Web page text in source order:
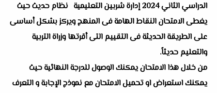
الدراسي الثاني 2024 إدارة شربين التعليمية نظام حديث حيث
يغطى الامتحان النقاط الهامة فى المنهج ويركز بشكل أساسى
على الطريقة الحديثة فى التقييم التى أقرتها وزراة التربية
والتعليم حديثاً.
من خلال هذا الامتحان يمكنك الوصول للدرجة النهائية حيث
يمكنك استعراض او تحميل الامتحان مع نموذج الإجابة و التعرف